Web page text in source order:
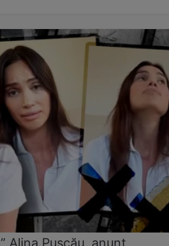
Alina Pușcău, anunț